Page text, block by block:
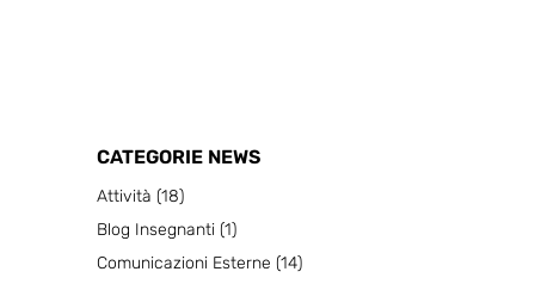
CATEGORIE NEWS
Attività (18)
Blog Insegnanti(1)
Comunicazioni Esterne (14)